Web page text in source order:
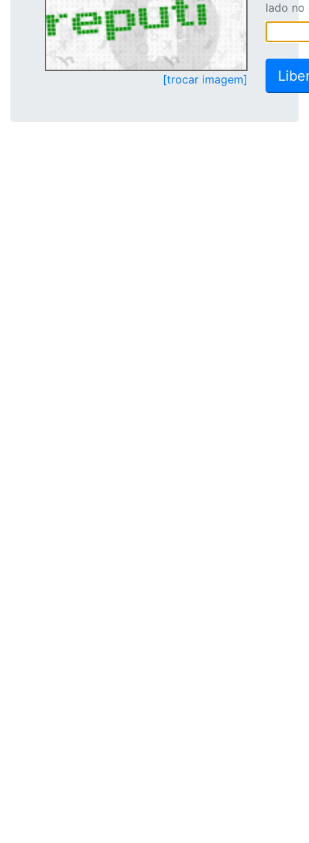
[trocar imagem]
lado no